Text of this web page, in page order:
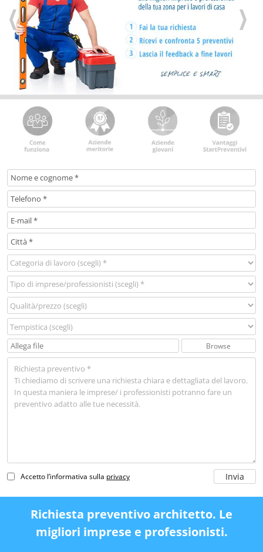
Browse
Accetto l’informativa sulla privacy
Richiesta preventivo architetto. Le
migliori imprese e professionisti.